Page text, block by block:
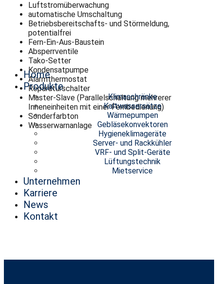
Home
Produkte
Klimaschränke
Kaltwassersätze
Wärmepumpen
Gebläsekonvektoren
Hygieneklimageräte
Server- und Rackkühler
VRF- und Split-Geräte
Lüftungstechnik
Mietservice
Unternehmen
Karriere
News
Kontakt
Luftstromüberwachung
automatische Umschaltung
Betriebsbereitschafts- und Störmeldung,
potentialfrei
Fern-Ein-Aus-Baustein
Absperrventile
Tako-Setter
Kondensatpumpe
Alarmthermostat
Reparaturschalter
Master-Slave (Parallelschaltung mehrerer
Inneneinheiten mit einer Fernbedienung)
Sonderfarbton
Wasserwarnanlage